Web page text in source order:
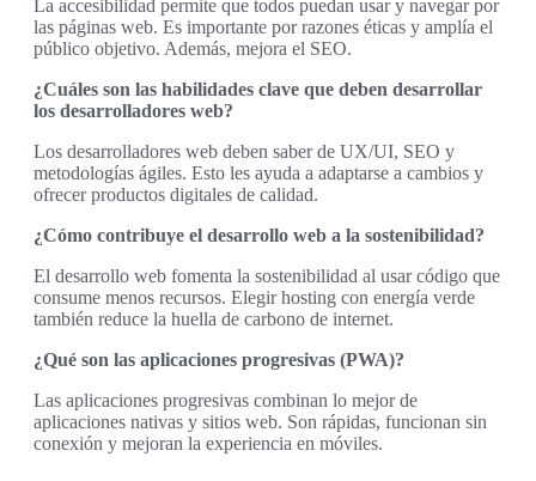
La accesibilidad permite que todos puedan usar y navegar por
las páginas web. Es importante por razones éticas y amplía el
público objetivo. Además, mejora el SEO.
¿Cuáles son las habilidades clave que deben desarrollar
los desarrolladores web?
Los desarrolladores web deben saber de UX/UI, SEO y
metodologías ágiles. Esto les ayuda a adaptarse a cambios y
ofrecer productos digitales de calidad.
¿Cómo contribuye el desarrollo web a la sostenibilidad?
El desarrollo web fomenta la sostenibilidad al usar código que
consume menos recursos. Elegir hosting con energía verde
también reduce la huella de carbono de internet.
¿Qué son las aplicaciones progresivas (PWA)?
Las aplicaciones progresivas combinan lo mejor de
aplicaciones nativas y sitios web. Son rápidas, funcionan sin
conexión y mejoran la experiencia en móviles.